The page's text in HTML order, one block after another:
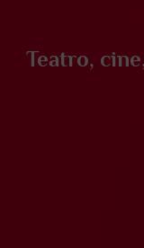
Teatro,